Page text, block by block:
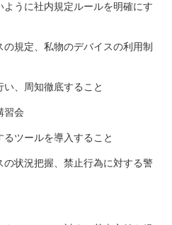
ように社内規定ルールを明確にす
規定、私物のデバイスの利用制
い、周知徹底すること
習会
るツールを導入すること
状況把握、禁止行為に対する警